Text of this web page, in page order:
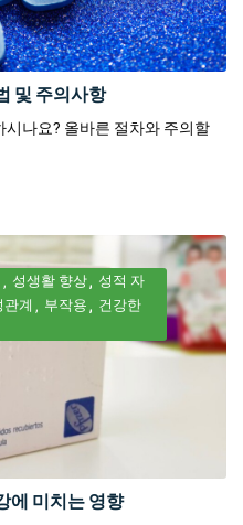
및 주의사항
나요? 올바른 절차와 주의할
성생활 향상
성적 자
관계 부작용
건강한
에 미치는 영향